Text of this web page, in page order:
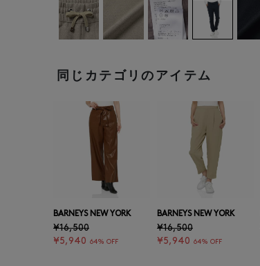
同じカテゴリのアイテム
BARNEYS NEW YORK
¥16,500
¥5,940 64% OFF
BARNEYS NEW YORK
¥16,500
¥5,940 64% OFF